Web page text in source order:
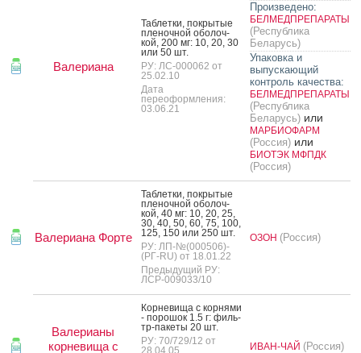
Валериана
Таб­летки, пок­ры­тые
пле­ноч­ной обо­лоч­
кой, 200 мг: 10, 20, 30
или 50 шт.
РУ: ЛС-000062 от
25.02.10
Дата
переоформления:
03.06.21
Произведено:
БЕЛМЕДПРЕПАРАТЫ
(Республика
Беларусь)
Упаковка и
выпускающий
контроль качества:
БЕЛМЕДПРЕПАРАТЫ
(Республика
Беларусь) или
МАРБИОФАРМ
(Россия) или
БИОТЭК МФПДК
(Россия)
Валериана Форте
Таб­летки, пок­ры­тые
пле­ноч­ной обо­лоч­
кой, 40 мг: 10, 20, 25,
30, 40, 50, 60, 75, 100,
125, 150 или 250 шт.
РУ: ЛП-№(000506)-
(РГ-RU) от 18.01.22
Предыдущий РУ:
ЛСР-009033/10
ОЗОН (Россия)
Валерианы
корневища с
Кор­не­вища с кор­ня­ми
- по­рошок 1.5 г: филь­
тр-па­кеты 20 шт.
РУ: 70/729/12 от
ИВАН-ЧАЙ (Россия)